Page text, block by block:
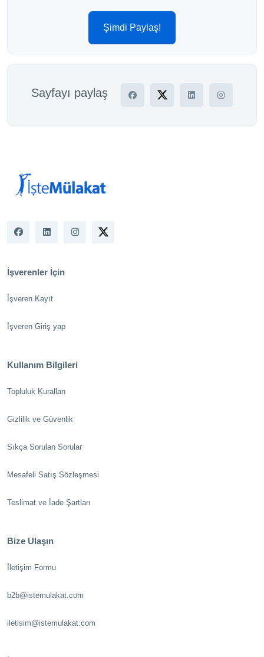
Şimdi Paylaş!
Sayfayı paylaş
İşverenler İçin
İşveren Kayıt
İşveren Giriş yap
Kullanım Bilgileri
Topluluk Kuralları
Gizlilik ve Güvenlik
Sıkça Sorulan Sorular
Mesafeli Satış Sözleşmesi
Teslimat ve İade Şartları
Bize Ulaşın
İletişim Formu
b2b@istemulakat.com
iletisim@istemulakat.com